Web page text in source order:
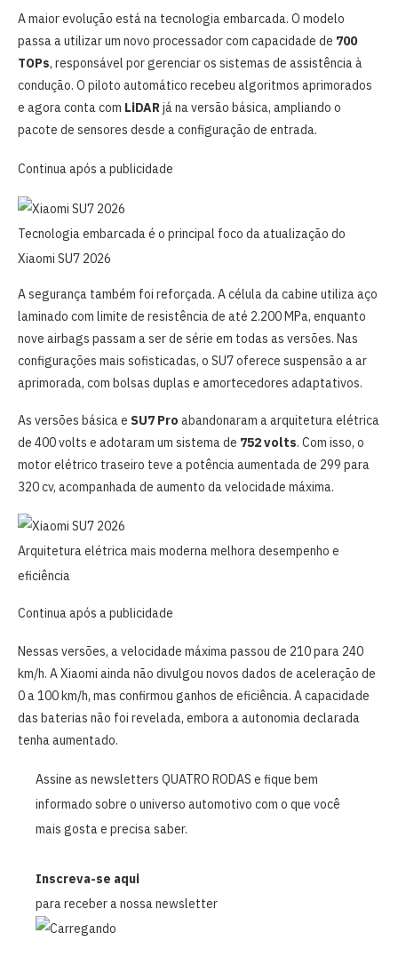
A maior evolução está na tecnologia embarcada. O modelo
passa a utilizar um novo processador com capacidade de 700
TOPs, responsável por gerenciar os sistemas de assistência à
condução. O piloto automático recebeu algoritmos aprimorados
e agora conta com LiDAR já na versão básica, ampliando o
pacote de sensores desde a configuração de entrada.
Continua após a publicidade
Tecnologia embarcada é o principal foco da atualização do
Xiaomi SU7 2026
A segurança também foi reforçada. A célula da cabine utiliza aço
laminado com limite de resistência de até 2.200 MPa, enquanto
nove airbags passam a ser de série em todas as versões. Nas
configurações mais sofisticadas, o SU7 oferece suspensão a ar
aprimorada, com bolsas duplas e amortecedores adaptativos.
As versões básica e SU7 Pro abandonaram a arquitetura elétrica
de 400 volts e adotaram um sistema de 752 volts. Com isso, o
motor elétrico traseiro teve a potência aumentada de 299 para
320 cv, acompanhada de aumento da velocidade máxima.
Arquitetura elétrica mais moderna melhora desempenho e
eficiência
Continua após a publicidade
Nessas versões, a velocidade máxima passou de 210 para 240
km/h. A Xiaomi ainda não divulgou novos dados de aceleração de
0 a 100 km/h, mas confirmou ganhos de eficiência. A capacidade
das baterias não foi revelada, embora a autonomia declarada
tenha aumentado.
Assine as newsletters QUATRO RODAS e fique bem
informado sobre o universo automotivo com o que você
mais gosta e precisa saber.
Inscreva-se aqui
para receber a nossa newsletter